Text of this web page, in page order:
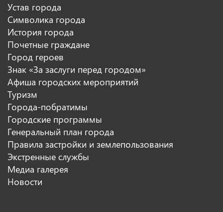
Устав города
Символика города
История города
Почетные граждане
Город героев
Знак «За заслуги перед городом»
Афиша городских мероприятий
Туризм
Города-побратимы
Городские программы
Генеральный план города
Правила застройки и землепользования
Экстренные службы
Медиа галерея
Новости